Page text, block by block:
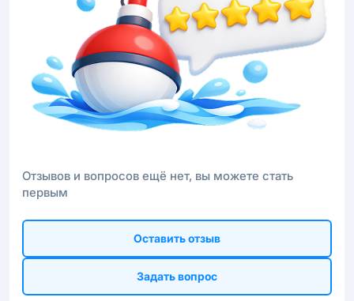
Отзывов и вопросов ещё нет, вы можете стать
первым
Оставить отзыв
Задать вопрос